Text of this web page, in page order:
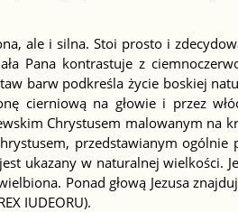
ale i silna. Stoi prosto i
Pana kontrastuje z
barw podkreśla życie boskiej
cierniową na głowie i przez
Chrystusem malowanym na
przedstawianym ogólnie
ukazany w naturalnej wielkości.
Ponad głową Jezusa
IUDEORU).